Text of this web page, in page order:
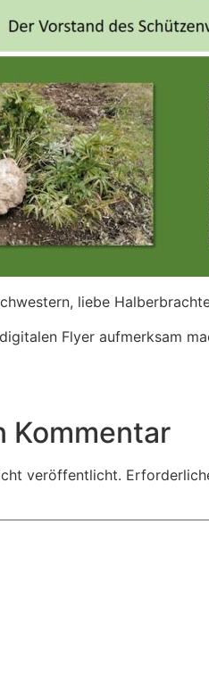
liebe
Flyer aufmerksam
Kommentar
veröffentlicht.